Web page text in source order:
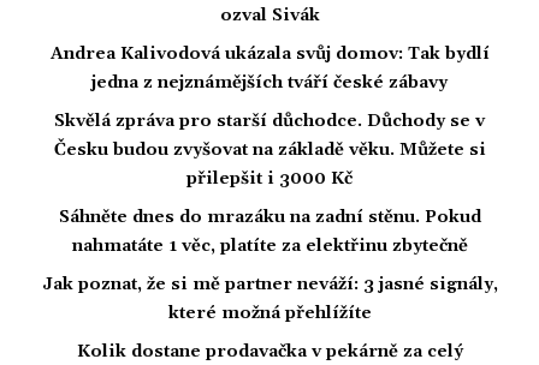
ozval Sivák
Andrea Kalivodová ukázala svůj domov: Tak bydlí
jedna z nejznámějších tváří české zábavy
Skvělá zpráva pro starší důchodce. Důchody se v
Česku budou zvyšovat na základě věku. Můžete si
přilepšit i 3000 Kč
Sáhněte dnes do mrazáku na zadní stěnu. Pokud
nahmatáte 1 věc, platíte za elektřinu zbytečně
Jak poznat, že si mě partner neváží: 3 jasné signály,
které možná přehlížíte
Kolik dostane prodavačka v pekárně za celý